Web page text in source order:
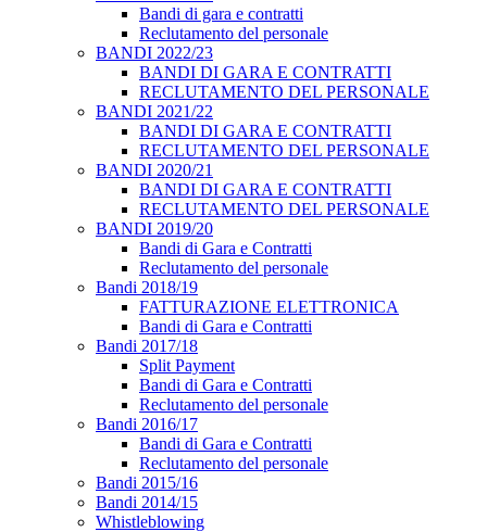
Bandi di gara e contratti
Reclutamento del personale
BANDI 2022/23
BANDI DI GARA E CONTRATTI
RECLUTAMENTO DEL PERSONALE
BANDI 2021/22
BANDI DI GARA E CONTRATTI
RECLUTAMENTO DEL PERSONALE
BANDI 2020/21
BANDI DI GARA E CONTRATTI
RECLUTAMENTO DEL PERSONALE
BANDI 2019/20
Bandi di Gara e Contratti
Reclutamento del personale
Bandi 2018/19
FATTURAZIONE ELETTRONICA
Bandi di Gara e Contratti
Bandi 2017/18
Split Payment
Bandi di Gara e Contratti
Reclutamento del personale
Bandi 2016/17
Bandi di Gara e Contratti
Reclutamento del personale
Bandi 2015/16
Bandi 2014/15
Whistleblowing